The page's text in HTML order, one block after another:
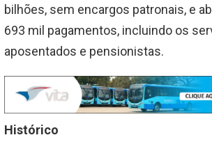
bilhões, sem encargos patronais, e
693 mil pagamentos, incluindo os
aposentados e pensionistas.
Histórico